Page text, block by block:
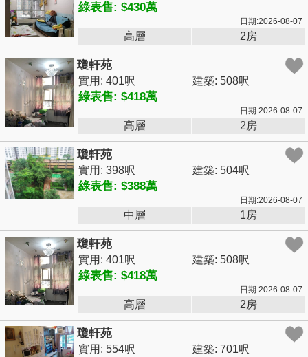
綠表售: $430萬
日期:2026-08-07
高層 2房
瓊軒苑
實用: 401呎 建築: 508呎
綠表售: $418萬
日期:2026-08-07
高層 2房
瓊軒苑
實用: 398呎 建築: 504呎
綠表售: $388萬
日期:2026-08-07
中層 1房
瓊軒苑
實用: 401呎 建築: 508呎
綠表售: $418萬
日期:2026-08-07
高層 2房
瓊軒苑
實用: 554呎 建築: 701呎